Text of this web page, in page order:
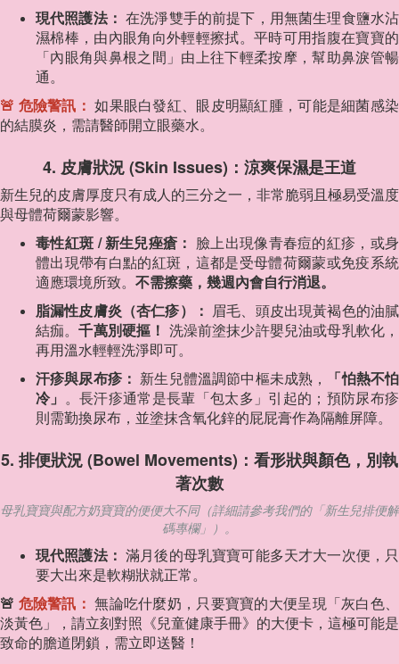
現代照護法： 在洗淨雙手的前提下，用無菌生理食鹽水沾
濕棉棒，由內眼角向外輕輕擦拭。平時可用指腹在寶寶的
「內眼角與鼻根之間」由上往下輕柔按摩，幫助鼻淚管暢
通。
🚨 危險警訊： 如果眼白發紅、眼皮明顯紅腫，可能是細菌感染
的結膜炎，需請醫師開立眼藥水。
4. 皮膚狀況 (Skin Issues)：涼爽保濕是王道
新生兒的皮膚厚度只有成人的三分之一，非常脆弱且極易受溫度
與母體荷爾蒙影響。
毒性紅斑 / 新生兒痤瘡： 臉上出現像青春痘的紅疹，或身
體出現帶有白點的紅斑，這都是受母體荷爾蒙或免疫系統
適應環境所致。 不需擦藥，幾週內會自行消退。
脂漏性皮膚炎（杏仁疹）： 眉毛、頭皮出現黃褐色的油膩
結痂。千萬別硬摳！ 洗澡前塗抹少許嬰兒油或母乳軟化，
再用溫水輕輕洗淨即可。
汗疹與尿布疹： 新生兒體溫調節中樞未成熟，
「怕熱不怕
冷」 。長汗疹通常是長輩「包太多」引起的；預防尿布疹
則需勤換尿布，並塗抹含氧化鋅的屁屁膏作為隔離屏障。
5. 排便狀況 (Bowel Movements)：看形狀與顏色，別執
著次數
母乳寶寶與配方奶寶寶的便便大不同（詳細請參考我們的「新生兒排便解
碼專欄」）。
現代照護法： 滿月後的母乳寶寶可能多天才大一次便，只
要大出來是軟糊狀就正常。
🚨 危險警訊： 無論吃什麼奶，只要寶寶的大便呈現「灰白色、
淡黃色」，請立刻對照《兒童健康手冊》的大便卡，這極可能是
致命的膽道閉鎖，需立即送醫！